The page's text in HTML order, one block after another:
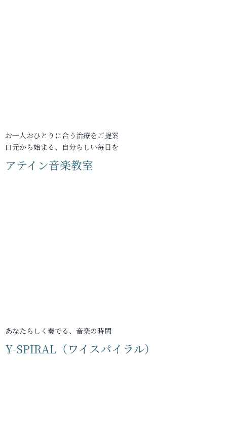
お一人おひとりに合う治療をご提案
口元から始まる、自分らしい毎日を
アテイン音楽教室
あなたらしく奏でる、音楽の時間
Y-SPIRAL（ワイスパイラル）